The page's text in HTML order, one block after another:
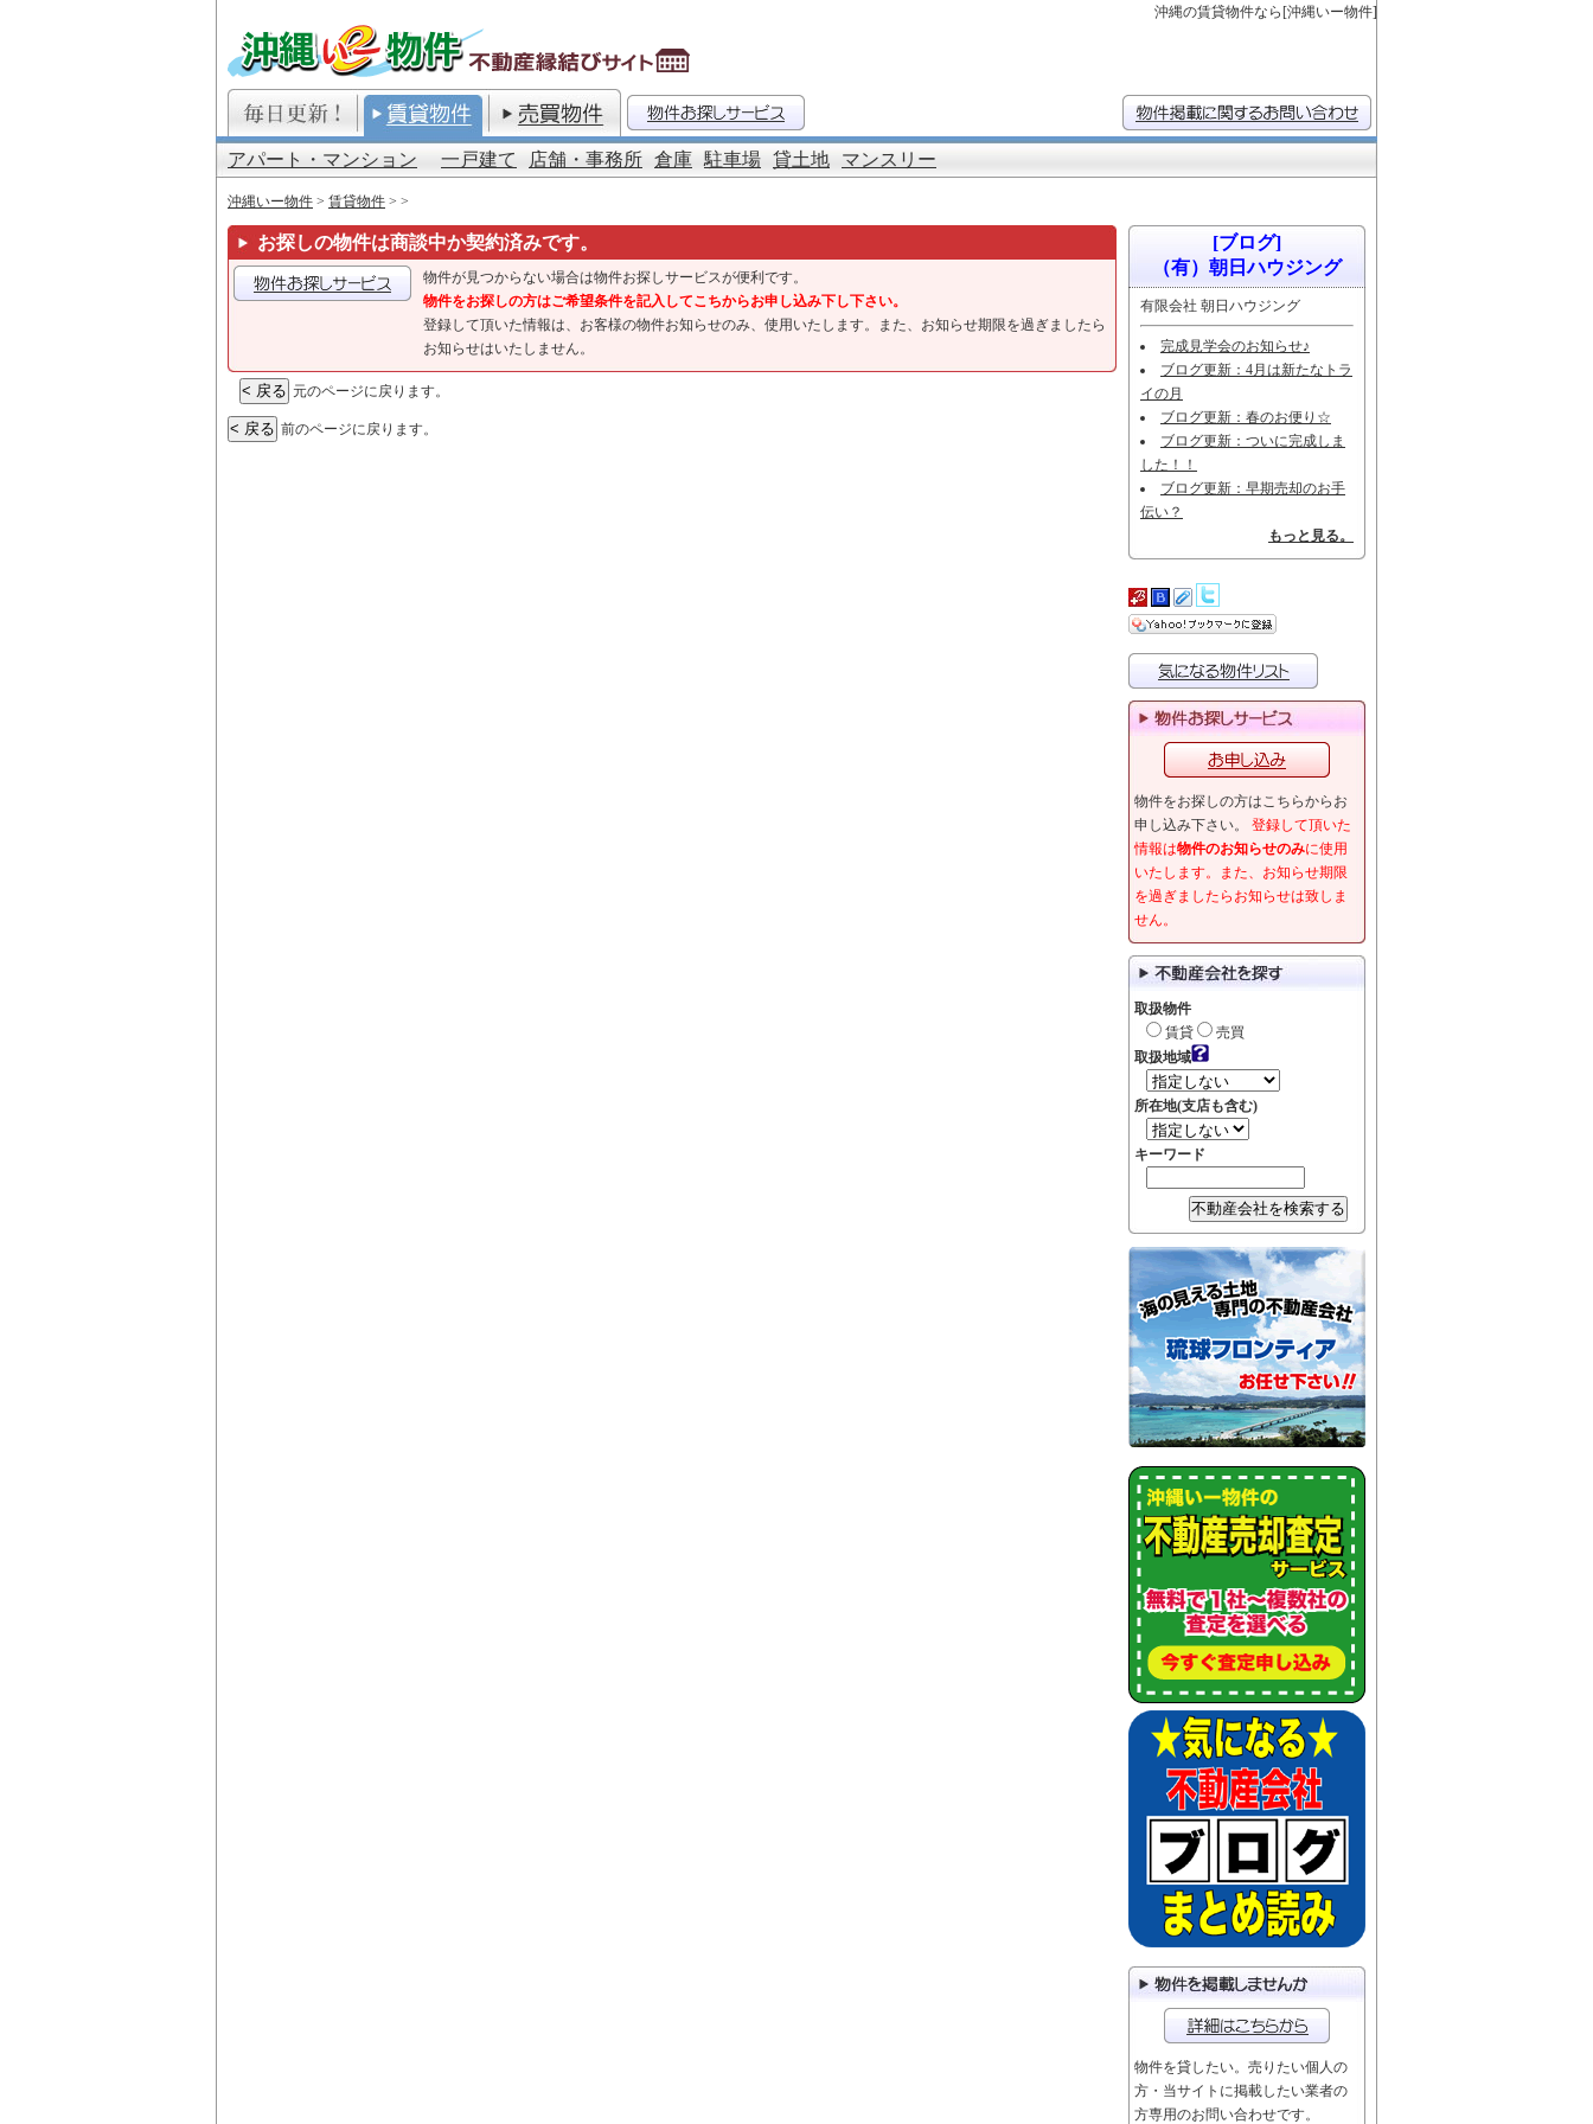
沖縄の賃貸物件なら[沖縄いー物件]
アパート・マンション 一戸建て 店舗・事務所 倉庫 駐車場 貸土地 マンスリー
沖縄いー物件 > 賃貸物件 > >
お探しの物件は商談中か契約済みです。
物件が見つからない場合は物件お探しサービスが便利です。
物件をお探しの方はご希望条件を記入してこちからお申し込み下し下さい。
登録して頂いた情報は、お客様の物件お知らせのみ、使用いたします。また、お知らせ期限を過ぎましたら
お知らせはいたしません。
元のページに戻ります。
前のページに戻ります。
[ブログ]
（有）朝日ハウジング
有限会社 朝日ハウジング
完成見学会のお知らせ♪
ブログ更新：4月は新たなトラ
イの月
ブログ更新：春のお便り☆
ブログ更新：ついに完成しま
した！！
ブログ更新：早期売却のお手
伝い？
もっと見る。
物件をお探しの方はこちらからお
申し込み下さい。 登録して頂いた
情報は物件のお知らせのみに使用
いたします。また、お知らせ期限
を過ぎましたらお知らせは致しま
せん。
取扱物件
賃貸
売買
取扱地域
所在地(支店も含む)
キーワード
物件を貸したい。売りたい個人の
方・当サイトに掲載したい業者の
方専用のお問い合わせです。